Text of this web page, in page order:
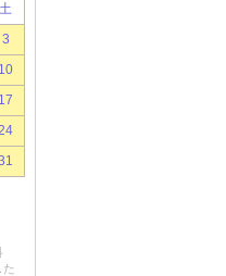
土
3
10
17
た